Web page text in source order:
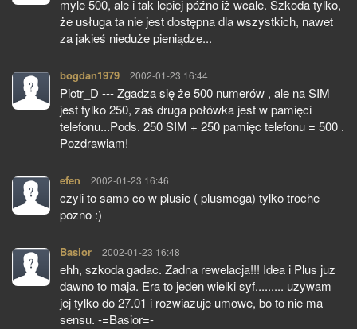
myle 500, ale i tak lepiej późno iż wcale. Szkoda tylko,
że usługa ta nie jest dostępna dla wszystkich, nawet
za jakieś nieduże pieniądze...
bogdan1979 pisze:
2002-01-23 16:44
Piotr_D --- Zgadza się że 500 numerów , ale na SIM
jest tylko 250, zaś druga połówka jest w pamięci
telefonu...Pods. 250 SIM + 250 pamięc telefonu = 500 .
Pozdrawiam!
efen pisze:
2002-01-23 16:46
czyli to samo co w plusie ( plusmega) tylko troche
pozno :)
Basior pisze:
2002-01-23 16:48
ehh, szkoda gadac. Zadna rewelacja!!! Idea i Plus juz
dawno to maja. Era to jeden wielki syf......... uzywam
jej tylko do 27.01 i rozwiazuje umowe, bo to nie ma
sensu. -=Basior=-